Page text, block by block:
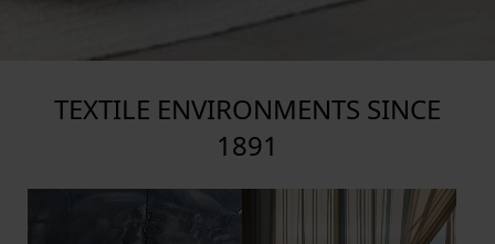
TEXTILE ENVIRONMENTS SINCE
1891